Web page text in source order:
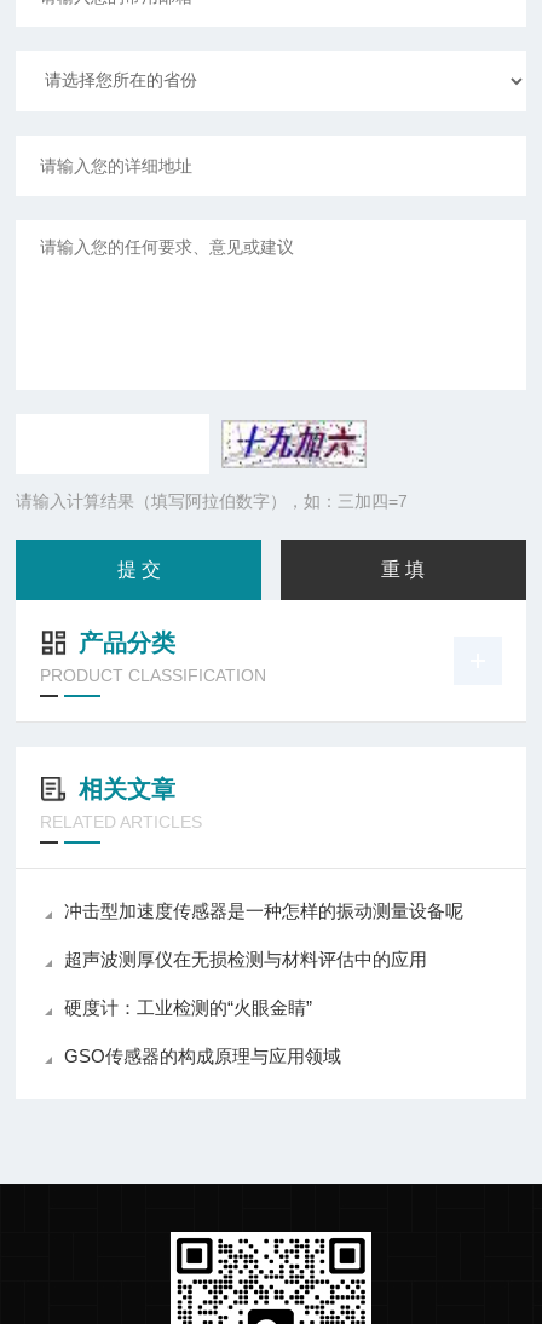
请输入计算结果（填写阿拉伯数字），如：三加四=7
产品分类
PRODUCT CLASSIFICATION
相关文章
RELATED ARTICLES
冲击型加速度传感器是一种怎样的振动测量设备呢
超声波测厚仪在无损检测与材料评估中的应用
硬度计：工业检测的“火眼金睛”
GSO传感器的构成原理与应用领域